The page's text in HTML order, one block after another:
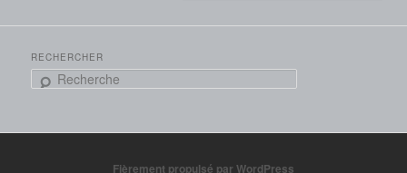
RECHERCHER
h
Fièrement propulsé par WordPress